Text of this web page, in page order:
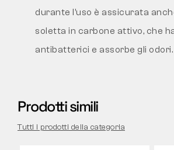
durante l’uso è assicurata
soletta in carbone attivo, che
antibatterici e assorbe gli odori.
Prodotti simili
Tutti i prodotti della categoria